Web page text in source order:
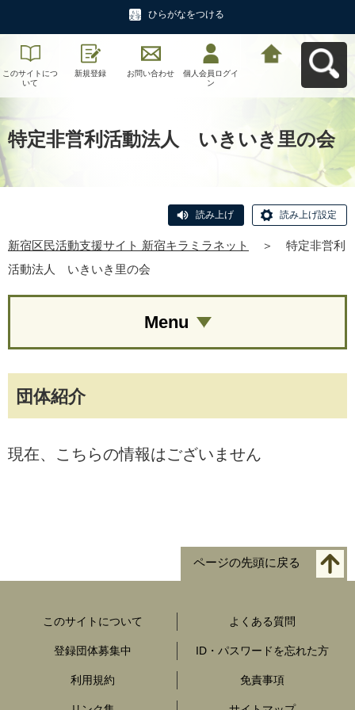
ひらがなをつける
このサイトにつ
いて
新規登録 お問い合わせ
個人会員ログイ
ン
特定非営利活動法人 いきいき里の会
読み上げ 読み上げ設定
新宿区民活動支援サイト 新宿キラミラネット ＞
特定非営利
活動法人 いきいき里の会
団体紹介
現在、こちらの情報はございません
Menu
ページの先頭に戻る
このサイトについて よくある質問
登録団体募集中 ID・パスワードを忘れた方
利用規約 免責事項